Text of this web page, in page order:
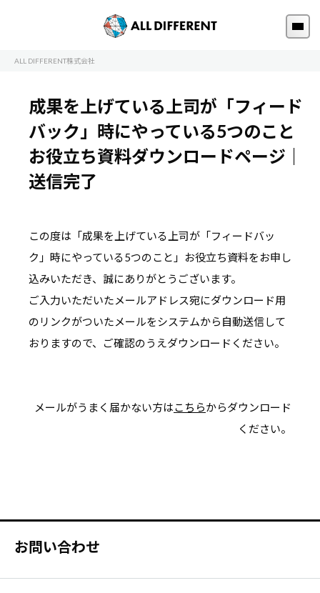
ALL DIFFERENT株式会社
成果を上げている上司が「フィード
バック」時にやっている5つのこと
お役立ち資料ダウンロードページ｜
送信完了
この度は「成果を上げている上司が「フィードバッ
ク」時にやっている5つのこと」お役立ち資料を お申し
込みいただき、誠にありがとうございます。
ご入力いただいたメールアドレス宛にダウンロード用
のリンクがついたメールをシステムから自動送信して
おりますので、ご確認のうえダウンロードください。
メールがうまく届かない方はこちらからダウンロード
ください。
お問い合わせ